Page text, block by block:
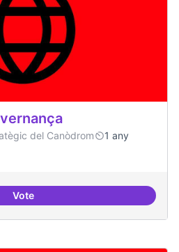
del Canòdrom
1 any
VoteResidències i governança